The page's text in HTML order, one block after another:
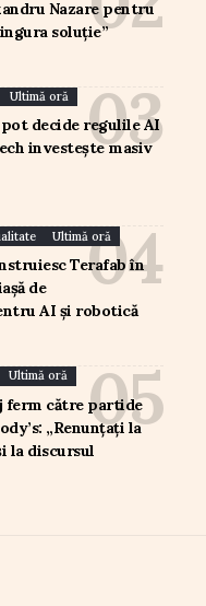
Nazare pentru
soluție”
Ultimă oră
decide regulile AI
investește masiv
Ultimă oră
Terafab în
de
AI și robotică
Ultimă oră
ferm către partide
„Renunțați la
la discursul